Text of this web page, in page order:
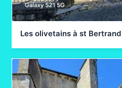
Les olivetains à st